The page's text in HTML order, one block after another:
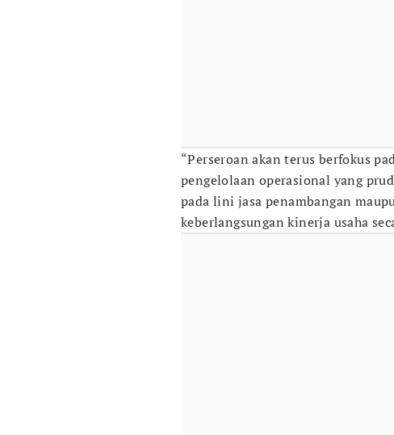
“Perseroan akan terus berfokus
pengelolaan operasional yang
pada lini jasa penambangan
keberlangsungan kinerja usaha